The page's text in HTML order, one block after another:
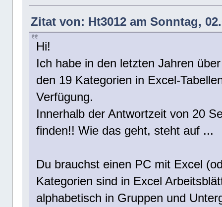
Zitat von: Ht3012 am Sonntag,
Hi!
Ich habe in den letzten Jahren
den 19 Kategorien in Excel-
Verfügung.
Innerhalb der Antwortzeit von 20
finden!! Wie das geht, steht auf ...
Du brauchst einen PC mit Excel
Kategorien sind in Excel
alphabetisch in Gruppen und